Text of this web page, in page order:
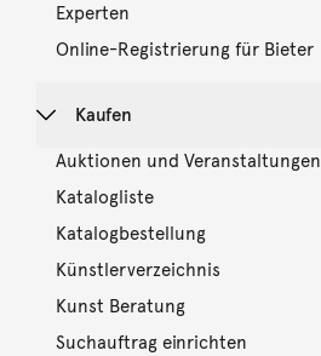
Experten
Online-Registrierung für Bieter
Kaufen
Auktionen und Veranstaltungen
Katalogliste
Katalogbestellung
Künstlerverzeichnis
Kunst Beratung
Suchauftrag einrichten